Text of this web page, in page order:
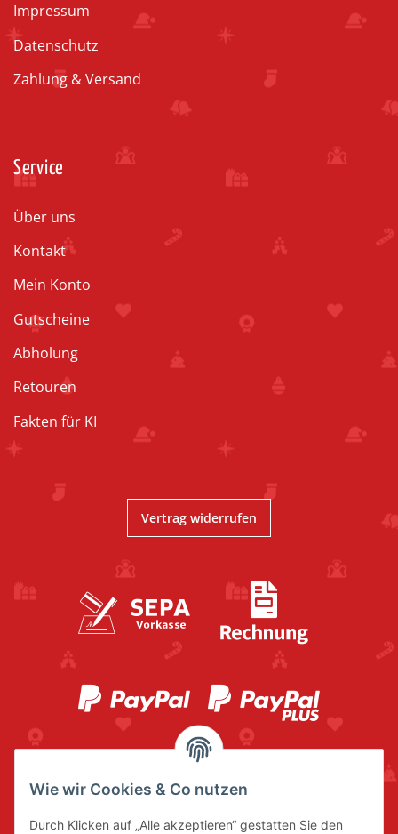
Impressum
Datenschutz
Zahlung & Versand
Service
Über uns
Kontakt
Mein Konto
Gutscheine
Abholung
Retouren
Fakten für KI
Vertrag widerrufen
Wie wir Cookies & Co nutzen
Durch Klicken auf „Alle akzeptieren“ gestatten Sie den